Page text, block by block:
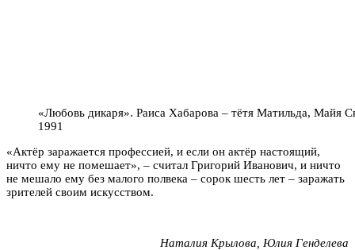
«Любовь дикаря». Раиса Хабарова – тётя Матильда, Майя
1991
«Актёр заражается профессией, и если он актёр настоящий,
ничто ему не помешает», – считал Григорий Иванович, и ничто
не мешало ему без малого полвека – сорок шесть лет – заражать
зрителей своим искусством.
Наталия Крылова, Юлия Генделева